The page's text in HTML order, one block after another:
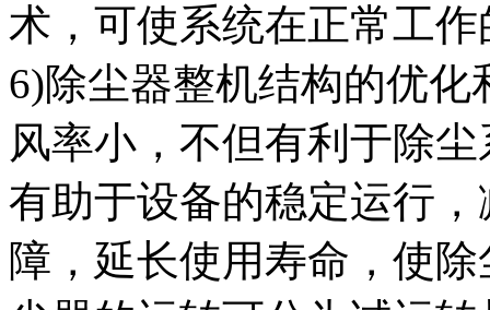
术，可使系统在正常工
6)除尘器整机结构的优
风率小，不但有利于除
有助于设备的稳定运行
障，延长使用寿命，使